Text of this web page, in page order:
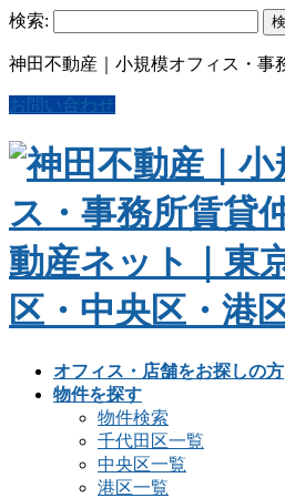
検索:
神田不動産｜小規模オフィス・事
お問い合わせ
オフィス・店舗をお探しの方
物件を探す
物件検索
千代田区一覧
中央区一覧
港区一覧